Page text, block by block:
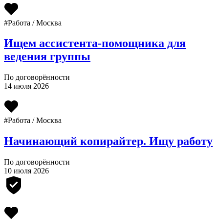
#Работа / Москва
Ищем ассистента-помощника для
ведения группы
По договорённости
14 июля 2026
#Работа / Москва
Начинающий копирайтер. Ищу работу
По договорённости
10 июля 2026